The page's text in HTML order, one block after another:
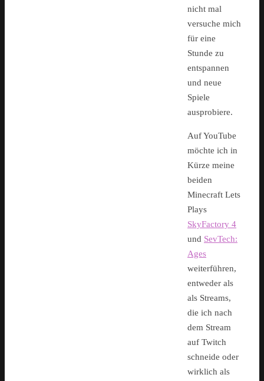
nicht mal
versuche mich
für eine
Stunde zu
entspannen
und neue
Spiele
ausprobiere.
Auf YouTube
möchte ich in
Kürze meine
beiden
Minecraft Lets
Plays
SkyFactory 4
und SevTech:
Ages
weiterführen,
entweder als
als Streams,
die ich nach
dem Stream
auf Twitch
schneide oder
wirklich als